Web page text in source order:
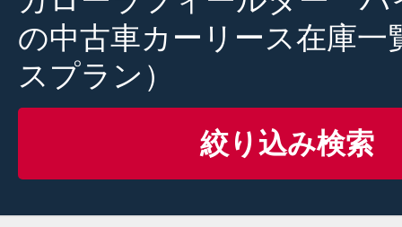
の中古車カーリース在庫一
スプラン）
絞り込み検索